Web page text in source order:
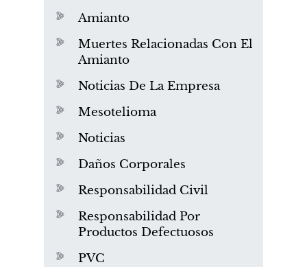
Amianto
Muertes Relacionadas Con El
Amianto
Noticias De La Empresa
Mesotelioma
Noticias
Daños Corporales
Responsabilidad Civil
Responsabilidad Por
Productos Defectuosos
PVC